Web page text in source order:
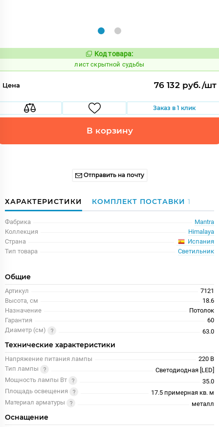
Код:
886349
Код товара:
лист скрытной судьбы
Цена 76 132 руб./шт
Заказ в 1 клик
В корзину
Отправить на почту
ХАРАКТЕРИСТИКИ КОМПЛЕКТ ПОСТАВКИ 1
Фабрика
Mantra
Коллекция
Himalaya
Страна
Испания
Тип товара
Светильник
Общие
Артикул
7121
Высота, см
18.6
Назначение
Потолок
Гарантия
60
Диаметр (см)
63.0
Технические характеристики
Напряжение питания лампы
220 В
Тип лампы
Светодиодная [LED]
Мощность лампы Вт
35.0
Площадь освещения
17.5 примерная кв. м
Материал арматуры
металл
Оснащение